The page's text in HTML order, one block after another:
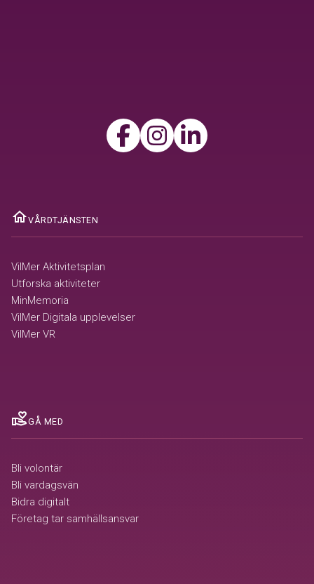
homeVÅRDTJÄNSTEN
VilMer Aktivitetsplan
Utforska aktiviteter
MinMemoria
VilMer Digitala upplevelser
VilMer VR
volunteer_activismGÅ MED
Bli volontär
Bli vardagsvän
Bidra digitalt
Företag tar samhällsansvar